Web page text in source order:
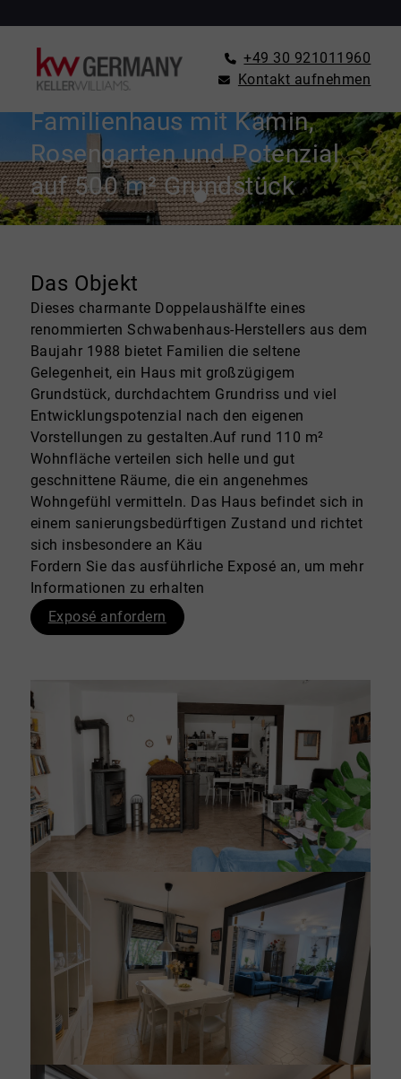
+49 30 921011960
Kontakt aufnehmen
HAUS ZU KAUFEN IN BERLIN
Familienhaus mit Kamin,
Rosengarten und Potenzial
auf 500 m² Grundstück
Das Objekt
Dieses charmante Doppelaushälfte eines
renommierten Schwabenhaus-Herstellers aus dem
Baujahr 1988 bietet Familien die seltene
Gelegenheit, ein Haus mit großzügigem
Grundstück, durchdachtem Grundriss und viel
Entwicklungspotenzial nach den eigenen
Vorstellungen zu gestalten.Auf rund 110 m²
Wohnfläche verteilen sich helle und gut
geschnittene Räume, die ein angenehmes
Wohngefühl vermitteln. Das Haus befindet sich in
einem sanierungsbedürftigen Zustand und richtet
sich insbesondere an Käu
Fordern Sie das ausführliche Exposé an, um mehr
Informationen zu erhalten
Exposé anfordern